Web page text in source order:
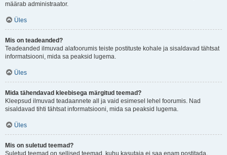
määrab administraator.
Üles
Mis on teadeanded?
Teadeanded ilmuvad alafoorumis teiste postituste kohale ja sisaldavad tähtsat
informatsiooni, mida sa peaksid lugema.
Üles
Mida tähendavad kleebisega märgitud teemad?
Kleepsud ilmuvad teadaannete all ja vaid esimesel lehel foorumis. Nad
sisaldavad tihti tähtsat informatsiooni, mida sa peaksid lugema.
Üles
Mis on suletud teemad?
Suletud teemad on sellised teemad, kuhu kasutaja ei saa enam postitada.